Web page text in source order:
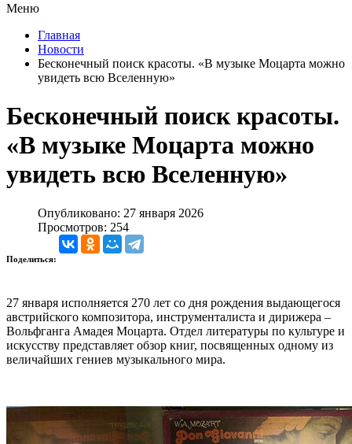
Меню
Главная
Новости
Бесконечный поиск красоты. «В музыке Моцарта можно
увидеть всю Вселенную»
Бесконечный поиск красоты.
«В музыке Моцарта можно
увидеть всю Вселенную»
Опубликовано: 27 января 2026
Просмотров: 254
Поделиться:
27 января исполняется 270 лет со дня рождения выдающегося
австрийского композитора, инструменталиста и дирижера ‒
Вольфганга Амадея Моцарта. Отдел литературы по культуре и
искусству представляет обзор книг, посвященных одному из
величайших гениев музыкального мира.